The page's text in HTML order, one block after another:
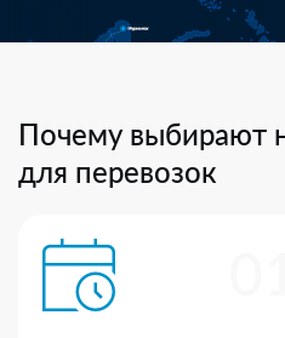
Почему выбирают
для перевозок